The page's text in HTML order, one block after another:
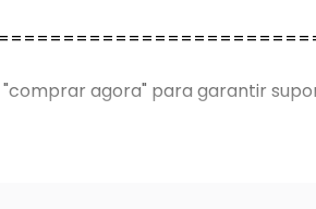
agora" para garantir